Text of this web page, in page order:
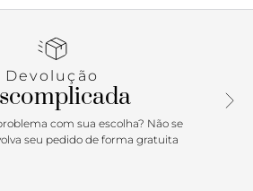
máxima de ousadia e estilo,
O bico folha e o salto
no tornozelo garante praticidade.
Devolução
com sua escolha? Não se
seu pedido de forma gratuita